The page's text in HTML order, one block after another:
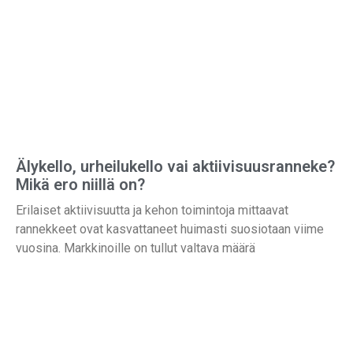
Älykello, urheilukello vai aktiivisuusranneke?
Mikä ero niillä on?
Erilaiset aktiivisuutta ja kehon toimintoja mittaavat
rannekkeet ovat kasvattaneet huimasti suosiotaan viime
vuosina. Markkinoille on tullut valtava määrä